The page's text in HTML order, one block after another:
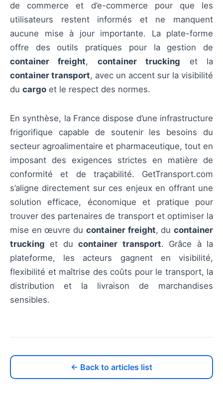
de commerce et d’e-commerce pour que les
utilisateurs restent informés et ne manquent
aucune mise à jour importante. La plate-forme
offre des outils pratiques pour la gestion de
container freight, container trucking et la
container transport, avec un accent sur la visibilité
du cargo et le respect des normes.
En synthèse, la France dispose d’une infrastructure
frigorifique capable de soutenir les besoins du
secteur agroalimentaire et pharmaceutique, tout en
imposant des exigences strictes en matière de
conformité et de traçabilité. GetTransport.com
s’aligne directement sur ces enjeux en offrant une
solution efficace, économique et pratique pour
trouver des partenaires de transport et optimiser la
mise en œuvre du container freight, ducontainer
trucking et ducontainer transport. Grâce à la
plateforme, les acteurs gagnent en visibilité,
flexibilité et maîtrise des coûts pour le transport, la
distribution et la livraison de marchandises
sensibles.
← Back to articles list